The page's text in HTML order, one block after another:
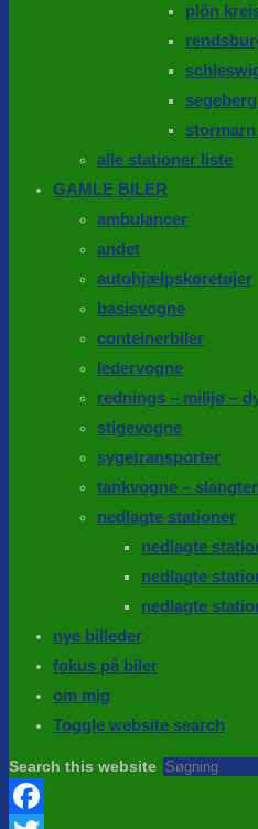
plön
alle stationer liste
GAMLE BILER
ambulancer
andet
autohjælpskøretøjer
basisvogne
conteinerbiler
ledervogne
rednings – milijø –
stigevogne
sygetransporter
tankvogne –
nedlagte stationer
nedlagte
nedlagte
nedlagte
nye billeder
fokus på biler
om mig
Toggle website search
Search this website